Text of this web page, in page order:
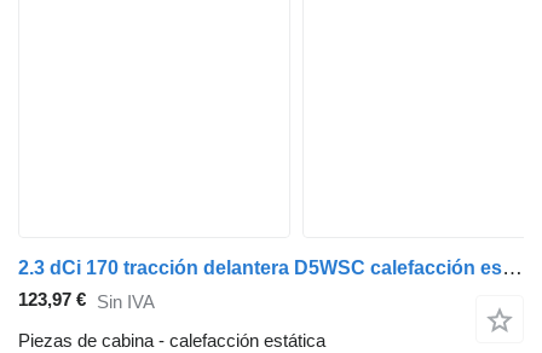
2.3 dCi 170 tracción delantera D5WSC calefacción estática para Renault MASTER III Minibus / passenger (JV) coche
123,97 € Sin IVA
Piezas de cabina - calefacción estática